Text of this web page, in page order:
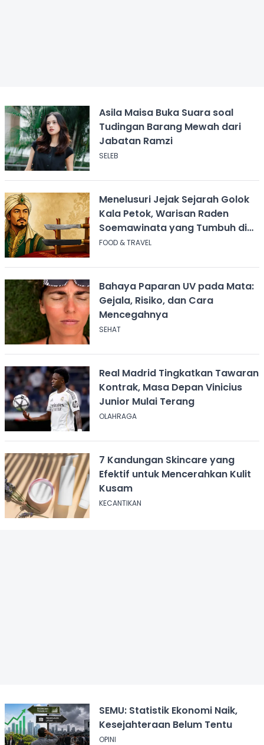
Asila Maisa Buka Suara soal
Tudingan Barang Mewah dari
Jabatan Ramzi
SELEB
Menelusuri Jejak Sejarah Golok
Kala Petok, Warisan Raden
Soemawinata yang Tumbuh di
Sukabumi
FOOD & TRAVEL
Bahaya Paparan UV pada Mata:
Gejala, Risiko, dan Cara
Mencegahnya
SEHAT
Real Madrid Tingkatkan Tawaran
Kontrak, Masa Depan Vinicius
Junior Mulai Terang
OLAHRAGA
7 Kandungan Skincare yang
Efektif untuk Mencerahkan Kulit
Kusam
KECANTIKAN
SEMU: Statistik Ekonomi Naik,
Kesejahteraan Belum Tentu
OPINI